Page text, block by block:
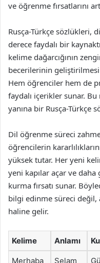
ve öğrenme fırsatlarını
Rusça-Türkçe sözlükleri,
derece faydalı bir
kelime dağarcığının
becerilerinin geliştirilmesi
Hem öğrenciler hem de
faydalı içerikler sunar.
yanına bir Rusça-Türkçe
Dil öğrenme süreci
öğrencilerin
yüksek tutar. Her yeni
yeni kapılar açar ve
kurma fırsatı sunar.
bilgi edinme süreci değil,
haline gelir.
Kelime Anlamı
Merhaba Selam